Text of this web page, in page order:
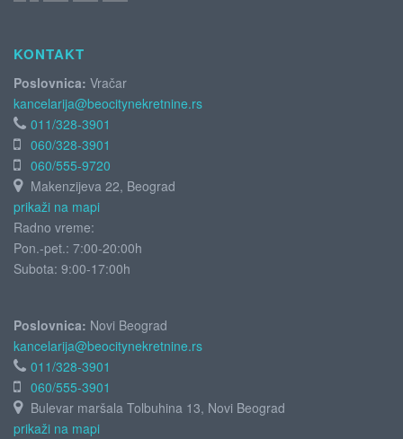
KONTAKT
Poslovnica: Vračar
kancelarija@beocitynekretnine.rs
011/328-3901
060/328-3901
060/555-9720
Makenzijeva 22, Beograd
prikaži na mapi
Radno vreme:
Pon.-pet.: 7:00-20:00h
Subota: 9:00-17:00h
Poslovnica: Novi Beograd
kancelarija@beocitynekretnine.rs
011/328-3901
060/555-3901
Bulevar maršala Tolbuhina 13, Novi Beograd
prikaži na mapi